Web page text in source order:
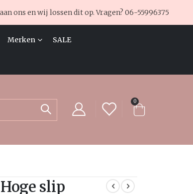
ons en wij lossen dit op. Vragen? 06-55996375
Merken SALE
Zoek Cart
0producten
slip